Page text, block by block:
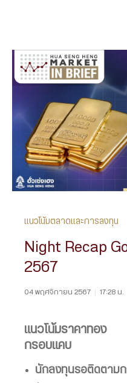
แนวโน้มตลาดและการลงทุน
Night Recap
2567
04 พฤศจิกายน 2567 | 17:28 น.
แนวโน้มราคาทอง
กรอบแคบ
นักลงทุนรอติดตาม